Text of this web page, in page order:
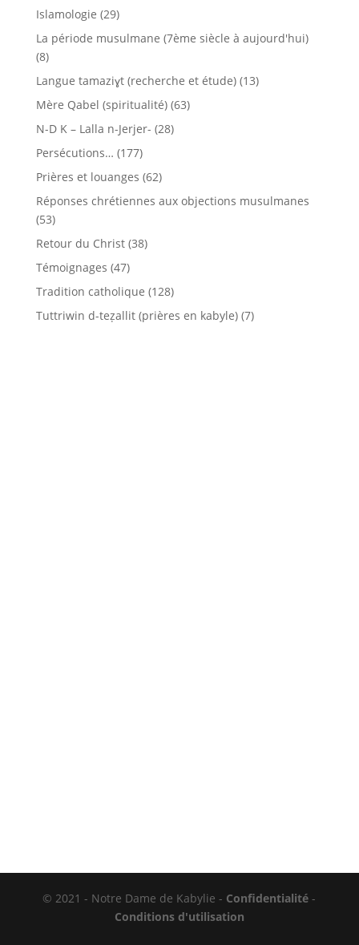
Islamologie (29)
La période musulmane (7ème siècle à aujourd'hui)
(8)
Langue tamaziɣt (recherche et étude)(13)
Mère Qabel (spiritualité)(63)
N-D K – Lalla n-Jerjer- (28)
Persécutions… (177)
Prières et louanges (62)
Réponses chrétiennes aux objections musulmanes
(53)
Retour du Christ(38)
Témoignages (47)
Tradition catholique (128)
Tuttriwin d-teẓallit (prières en kabyle)(7)
© 2021 - Notre Dame de Kabylie - Confidentialité -
Conditions d'utilisation